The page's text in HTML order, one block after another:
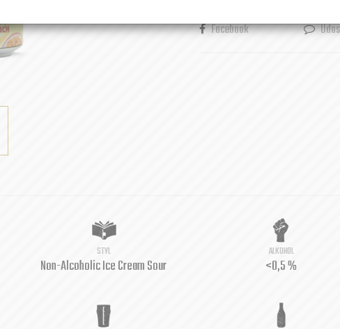
Facebook
STYL
Non-Alcoholic Ice Cream Sour
ALKOHOL
<0,5 %